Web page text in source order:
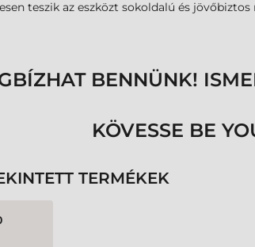
teszik az eszközt sokoldalú és jövőbiztos
BENNÜNK!
KÖVESSE BE
TERMÉKEK